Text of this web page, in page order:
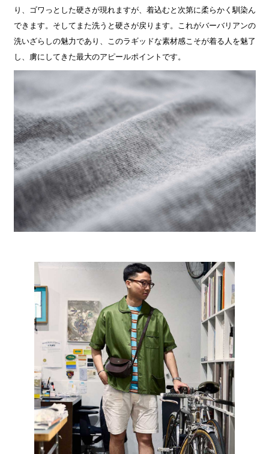
り、ゴワっとした硬さが現れますが、着込むと次第に柔らかく馴染ん
できます。そしてまた洗うと硬さが戻ります。これがバーバリアンの
洗いざらしの魅力であり、このラギッドな素材感こそが着る人を魅了
し、虜にしてきた最大のアピールポイントです。